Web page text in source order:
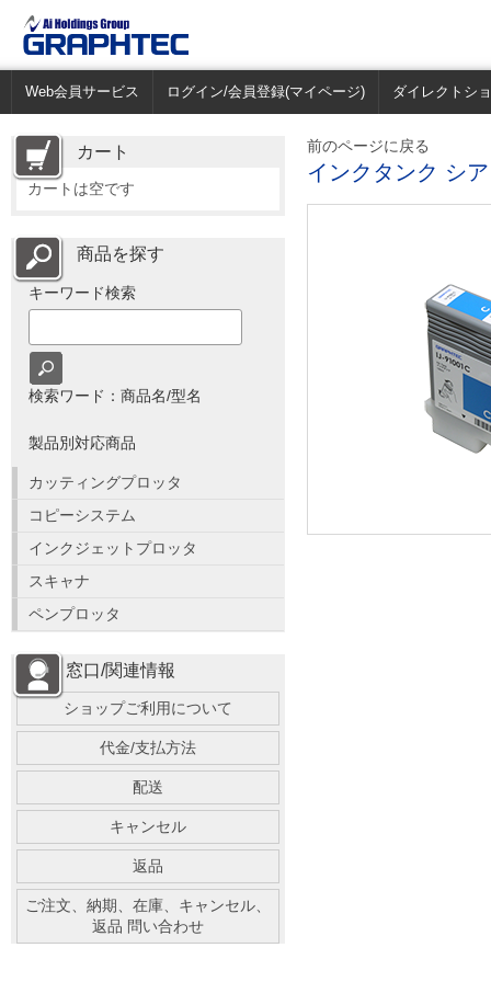
Web会員サービス ログイン/会員登録(マイページ) ダイレクトシ
前のページに戻る
インクタンク シ
カート
カートは空です
商品を探す
キーワード検索
検索ワード：商品名/型名
製品別対応商品
カッティングプロッタ
コピーシステム
インクジェットプロッタ
スキャナ
ペンプロッタ
窓口/関連情報
ショップご利用について
代金/支払方法
配送
キャンセル
返品
ご注文、納期、在庫、キャンセル、
返品 問い合わせ